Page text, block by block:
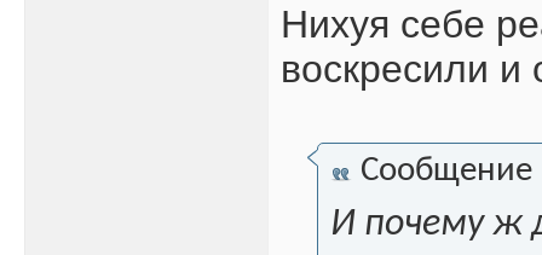
Нихуя себе
воскресили и
Сообщение
И почему ж